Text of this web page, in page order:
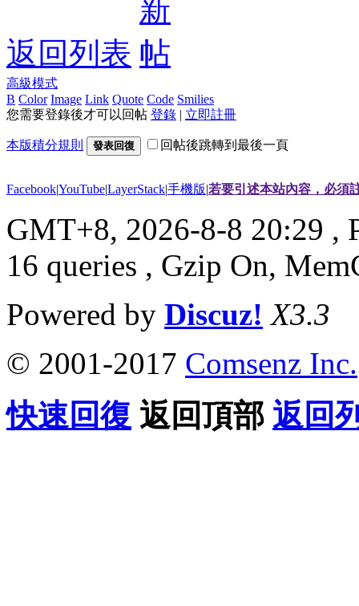
返回列表
高級模式
B Color Image Link Quote Code Smilies
您需要登錄後才可以回帖 登錄 | 立即註冊
本版積分規則 發表回復 回帖後跳轉到最後一頁
Facebook|YouTube|LayerStack|手機版|若要引述本站內容，必須
GMT+8, 2026-8-8 20:29 ,
16 queries , Gzip On,
Powered by Discuz! X3.3
© 2001-2017 Comsenz Inc.
快速回復 返回頂部 返回